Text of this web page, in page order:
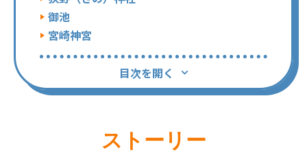
目次を開く
御池
宮崎神宮
ストーリー